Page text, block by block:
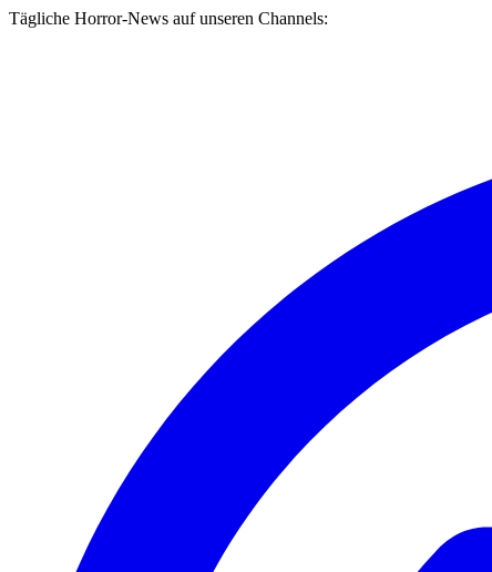
Tägliche Horror-News auf unseren Channels: